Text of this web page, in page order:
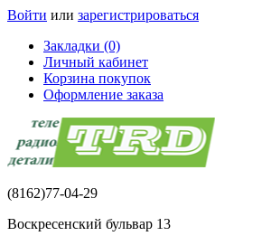
Войти или зарегистрироваться
Закладки (0)
Личный кабинет
Корзина покупок
Оформление заказа
(8162)77-04-29
Воскресенский бульвар 13